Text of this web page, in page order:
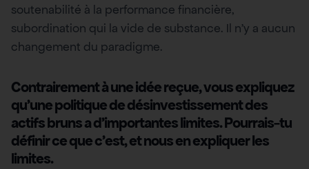
soutenabilité à la performance financière,
subordination qui la vide de substance. Il n’y a aucun
changement du paradigme.
Contrairement à une idée reçue, vous expliquez
qu’une politique de désinvestissement des
actifs bruns a d’importantes limites. Pourrais-tu
définir ce que c’est, et nous en expliquer les
limites.